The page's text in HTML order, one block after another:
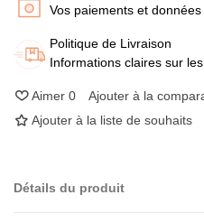
Vos paiements et
Politique de Livraison
Informations claires sur
Aimer 0 Ajouter à la
Ajouter à la liste de souhaits
Détails du produit